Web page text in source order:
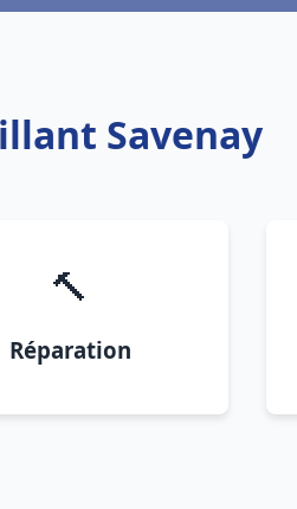
Savenay
🔨
Réparation